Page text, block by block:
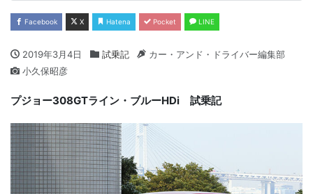
Facebook X Hatena Pocket LINE
2019年3月4日 試乗記
カー・アンド・ドライバー編集部
小久保昭彦
プジョー308GTライン・ブルーHDi 試乗記